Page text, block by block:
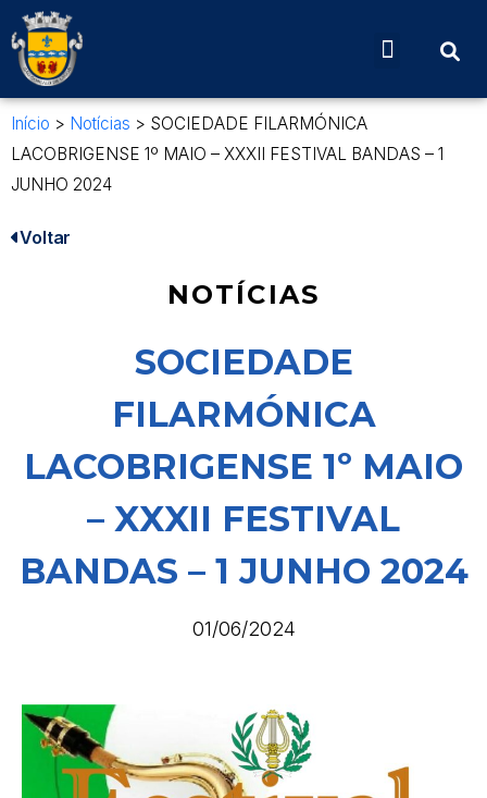
Início > Notícias > SOCIEDADE FILARMÓNICA
LACOBRIGENSE 1º MAIO – XXXII FESTIVAL BANDAS – 1
JUNHO 2024
Voltar
NOTÍCIAS
SOCIEDADE
FILARMÓNICA
LACOBRIGENSE 1º MAIO
– XXXII FESTIVAL
BANDAS – 1 JUNHO 2024
01/06/2024